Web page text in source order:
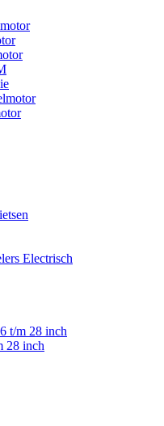
Electrisch
t/m 28 inch
28 inch